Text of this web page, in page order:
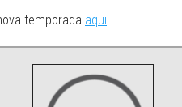
temporada aqui